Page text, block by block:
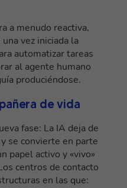
a menudo reactiva,
vez iniciada la
automatizar tareas
al agente humano
produciéndose.
de vida
fase: La IA deja de
se convierte en parte
papel activo y «vivo»
centros de contacto
en las que: